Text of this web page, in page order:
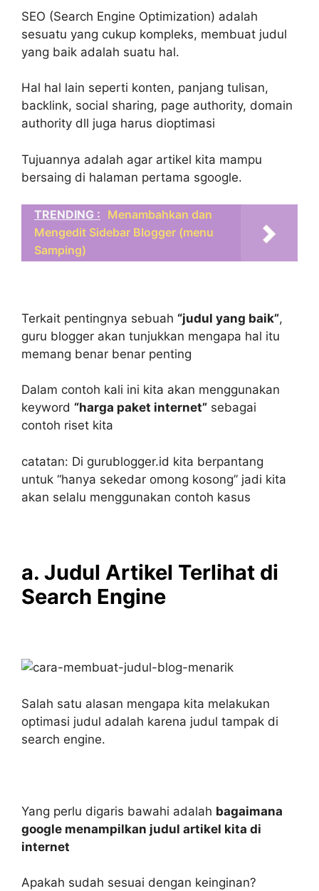
SEO (Search Engine Optimization) adalah
sesuatu yang cukup kompleks, membuat judul
yang baik adalah suatu hal.
Hal hal lain seperti konten, panjang tulisan,
backlink, social sharing, page authority, domain
authority dll juga harus dioptimasi
Tujuannya adalah agar artikel kita mampu
bersaing di halaman pertama sgoogle.
TRENDING : Menambahkan dan
Mengedit Sidebar Blogger (menu
Samping)
Terkait pentingnya sebuah “judul yang baik”,
guru blogger akan tunjukkan mengapa hal itu
memang benar benar penting
Dalam contoh kali ini kita akan menggunakan
keyword “harga paket internet” sebagai
contoh riset kita
catatan: Di gurublogger.id kita berpantang
untuk “hanya sekedar omong kosong” jadi kita
akan selalu menggunakan contoh kasus
a. Judul Artikel Terlihat di
Search Engine
Salah satu alasan mengapa kita melakukan
optimasi judul adalah karena judul tampak di
search engine.
Yang perlu digaris bawahi adalah bagaimana
google menampilkan judul artikel kita di
internet
Apakah sudah sesuai dengan keinginan?